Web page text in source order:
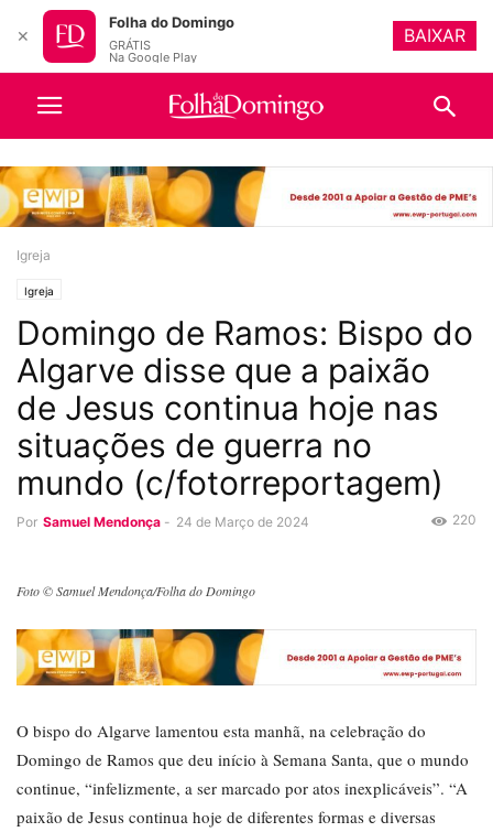
Igreja
Igreja
Domingo de Ramos: Bispo do
Algarve disse que a paixão
de Jesus continua hoje nas
situações de guerra no
mundo (c/fotorreportagem)
Por Samuel Mendonça - 24 de Março de 2024 220
Foto © Samuel Mendonça/Folha do Domingo
O bispo do Algarve lamentou esta manhã, na celebração do
Domingo de Ramos que deu início à Semana Santa, que o mundo
continue, “infelizmente, a ser marcado por atos inexplicáveis”. “A
paixão de Jesus continua hoje de diferentes formas e diversas
✕
Folha do Domingo
GRÁTIS
Na Google Play
BAIXAR